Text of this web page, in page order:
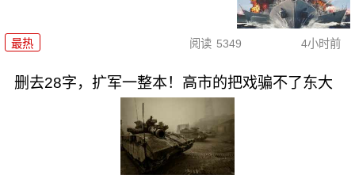
最热 阅读 5349 4小时前
删去28字，扩军一整本！高市的把戏骗不了东大